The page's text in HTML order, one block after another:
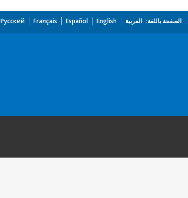
الصفحة باللغة: العربية English
Español
Français
Русский